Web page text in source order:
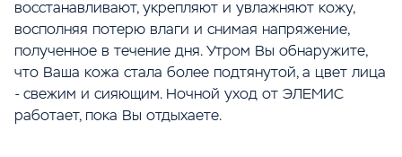
восстанавливают, укрепляют и увлажняют кожу,
восполняя потерю влаги и снимая напряжение,
полученное в течение дня. Утром Вы обнаружите,
что Ваша кожа стала более подтянутой, а цвет лица
- свежим и сияющим. Ночной уход от ЭЛЕМИС
работает, пока Вы отдыхаете.
Уход за Зоной Вокруг Глаз
Для Веганов
Антистресс
Сухая Кожа
Для Веганов
Сухая Кожа